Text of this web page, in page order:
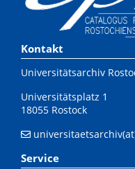
Kontakt
Universitätsarchiv
Universitätsplatz 1
18055 Rostock
Service